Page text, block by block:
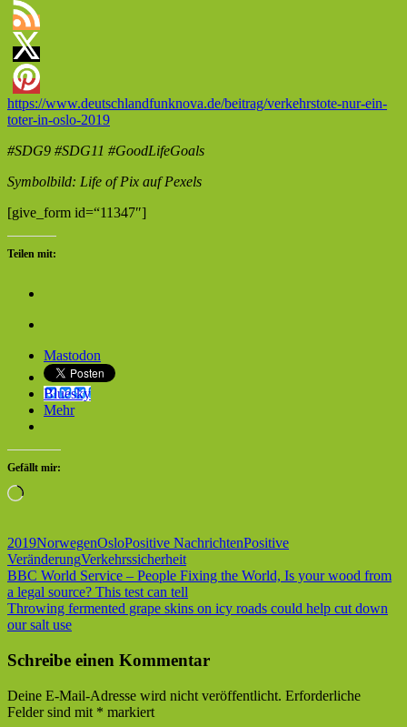
https://www.deutschlandfunknova.de/beitrag/verkehrstote-nur-ein-
toter-in-oslo-2019
#SDG9 #SDG11 #GoodLifeGoals
Symbolbild: Life of Pix auf Pexels
[give_form id=“11347″]
Teilen mit:
Mastodon
Bluesky
Mehr
Gefällt mir:
Wird
2019NorwegenOsloPositive NachrichtenPositive
VeränderungVerkehrssicherheit
Beitragsnavigation
Vorheriger
Beitrag:
BBC World Service – People Fixing the World, Is your wood from
a legal source? This test can tell
Nächster
Beitrag:
Throwing fermented grape skins on icy roads could help cut down
our salt use
Schreibe einen Kommentar
Deine E-Mail-Adresse wird nicht veröffentlicht. Erforderliche
Felder sind mit * markiert